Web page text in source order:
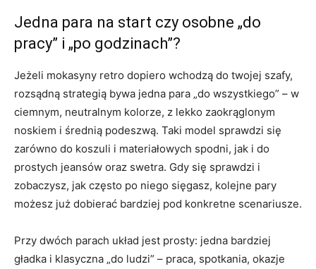
Jedna para na start czy osobne „do
pracy” i „po godzinach”?
Jeżeli mokasyny retro dopiero wchodzą do twojej szafy,
rozsądną strategią bywa jedna para „do wszystkiego” – w
ciemnym, neutralnym kolorze, z lekko zaokrąglonym
noskiem i średnią podeszwą. Taki model sprawdzi się
zarówno do koszuli i materiałowych spodni, jak i do
prostych jeansów oraz swetra. Gdy się sprawdzi i
zobaczysz, jak często po niego sięgasz, kolejne pary
możesz już dobierać bardziej pod konkretne scenariusze.
Przy dwóch parach układ jest prosty: jedna bardziej
gładka i klasyczna „do ludzi” – praca, spotkania, okazje